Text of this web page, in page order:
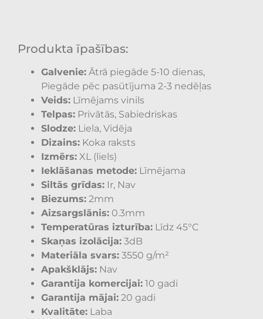
Produkta īpašības:
Galvenie: Ātrā piegāde 5-10 dienas,
Piegāde pēc pasūtījuma 2-3 nedēļas
Veids: Līmējams vinils
Telpas: Privātās, Sabiedriskas
Slodze: Liela, Vidēja
Dizains: Koka raksts
Izmērs: XL (liels)
Ieklāšanas metode: Līmējama
Siltās grīdas: Ir, Nav
Biezums: 2mm
Aizsargslānis: 0.3mm
Temperatūras izturība: Līdz 45°C
Skaņas izolācija: 3dB
Materiāla svars: 3550 g/m²
Apakšklājs: Nav
Garantija komercijai: 10 gadi
Garantija mājai: 20 gadi
Kvalitāte: Laba